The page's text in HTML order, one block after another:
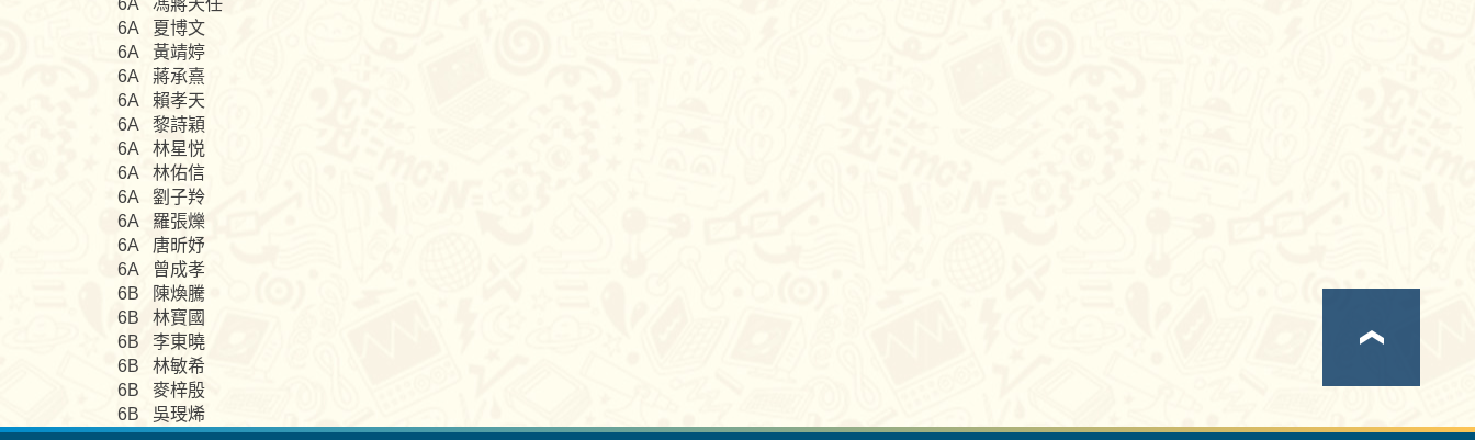
6A 馮蔣天任
6A 夏博文
6A 黃靖婷
6A 蔣承熹
6A 賴孝天
6A 黎詩穎
6A 林星悦
6A 林佑信
6A 劉子羚
6A 羅張爍
6A 唐昕妤
6A 曾成孝
6B 陳煥騰
6B 林寶國
6B 李東曉
6B 林敏希
6B 麥梓殷
6B 吳琝烯